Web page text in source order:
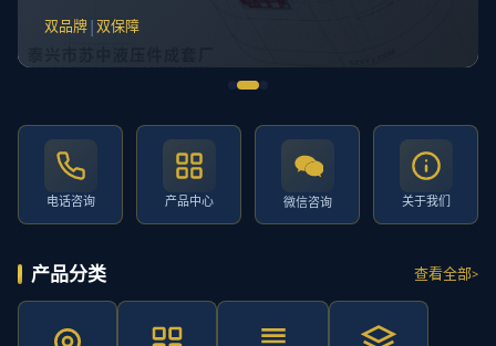
双品牌|双保障
电话咨询 产品中心 微信咨询 关于我们
产品分类 查看全部